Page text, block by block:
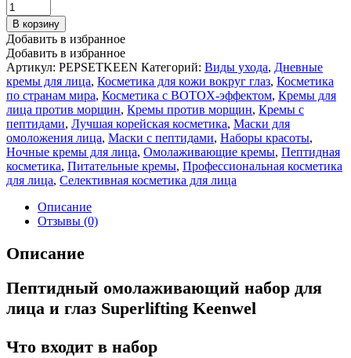
В корзину
Добавить в избранное
Добавить в избранное
Артикул: PEPSETKEEN Категорий: Виды ухода, Дневные
кремы для лица, Косметика для кожи вокруг глаз, Косметика
по странам мира, Косметика с BOTOX-эффектом, Кремы для
лица против морщин, Кремы против морщин, Кремы с
пептидами, Лучшая корейская косметика, Маски для
омоложения лица, Маски с пептидами, Наборы красоты,
Ночные кремы для лица, Омолаживающие кремы, Пептидная
косметика, Питательные кремы, Профессиональная косметика
для лица, Селективная косметика для лица
Описание
Отзывы (0)
Описание
Пептидный омолаживающий набор для
лица и глаз Superlifting Keenwel
Что входит в набор